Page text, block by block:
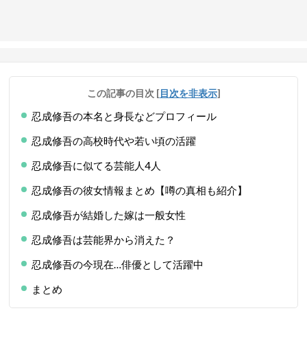
この記事の目次 [目次を非表示]
忍成修吾の本名と身長などプロフィール
忍成修吾の高校時代や若い頃の活躍
忍成修吾に似てる芸能人4人
忍成修吾の彼女情報まとめ【噂の真相も紹介】
忍成修吾が結婚した嫁は一般女性
忍成修吾は芸能界から消えた？
忍成修吾の今現在…俳優として活躍中
まとめ